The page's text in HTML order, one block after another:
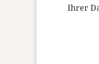
Ihrer